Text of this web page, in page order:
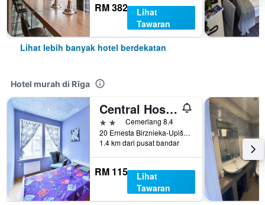
RM 382
Lihat
Tawaran
Lihat lebih banyak hotel berdekatan
Hotel murah di Rīga
Central Hostel
2 bintangCemerlang 8.4
20 Ernesta Birznieka-Upiša Iela, Rīga, Latvia
1.4 km dari pusat bandar
RM 115
Lihat
Tawaran